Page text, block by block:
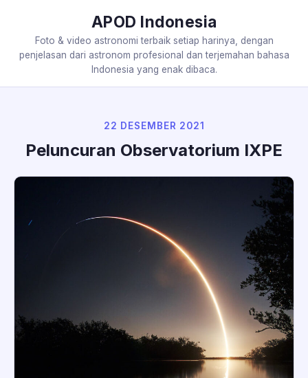
APOD Indonesia
Foto & video astronomi terbaik setiap harinya, dengan
penjelasan dari astronom profesional dan terjemahan bahasa
Indonesia yang enak dibaca.
22 DESEMBER 2021
Peluncuran Observatorium IXPE